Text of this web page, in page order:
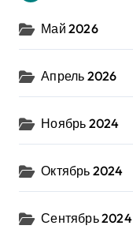
Май 2026
Апрель 2026
Ноябрь 2024
Октябрь 2024
Сентябрь 2024